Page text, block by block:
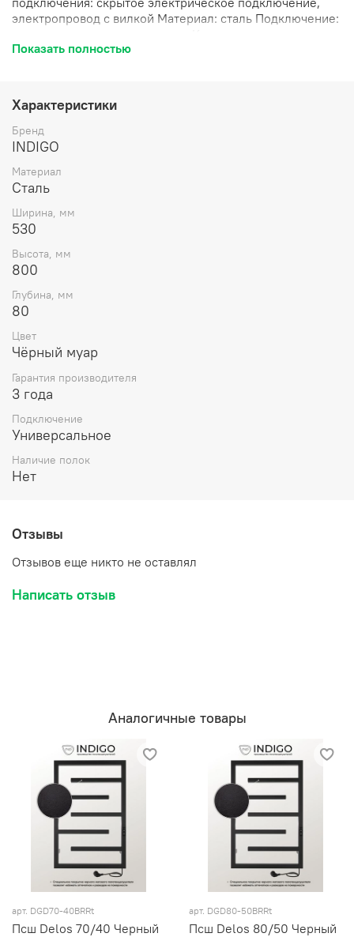
электропровод с вилкой Материал: сталь Подключение:
9
Показать полностью
Характеристики
Бренд
INDIGO
Материал
Сталь
Ширина, мм
530
Высота, мм
800
Глубина, мм
80
Цвет
Чёрный муар
Гарантия производителя
3 года
Подключение
Универсальное
Наличие полок
Нет
Отзывы
Отзывов еще никто не оставлял
Написать отзыв
Аналогичные товары
арт. DGD70-40BRRt
Псш Delos 70/40 Черный
арт. DGD80-50BRRt
Псш Delos 80/50 Черный